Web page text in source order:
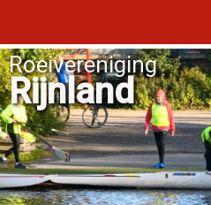
Roeivereniging
Rijnland